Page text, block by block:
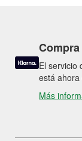
El servicio
está ahora
Más